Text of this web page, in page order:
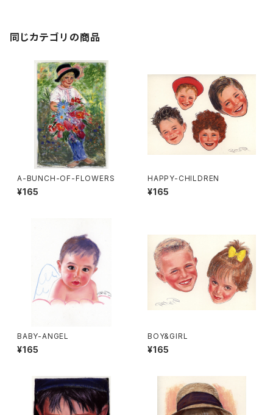
同じカテゴリの商品
A-BUNCH-OF-FLOWERS
¥165
HAPPY-CHILDREN
¥165
BABY-ANGEL
¥165
BOY&GIRL
¥165